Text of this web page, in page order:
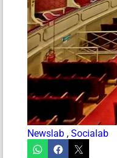
Newslab , Socialab